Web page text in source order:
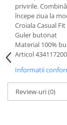
privirile.
începe ziua la
Croiala Casual Fit
Guler butonat
Material 100%
Articol
Informatii
Review-uri(0)